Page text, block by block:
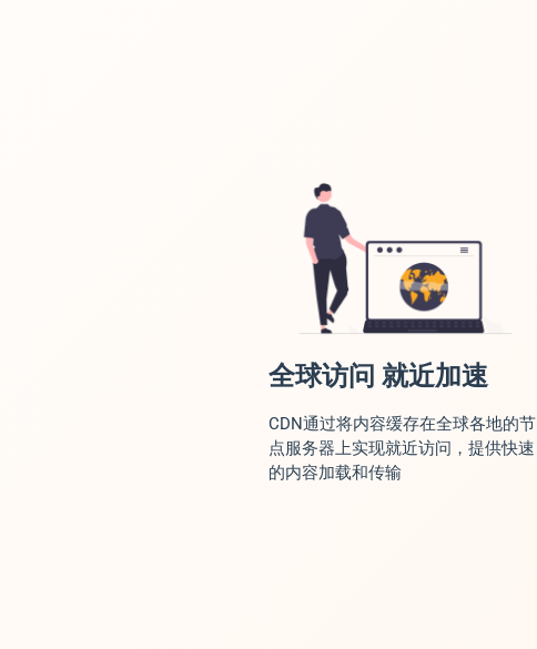
全球访问 就近加速
CDN通过将内容缓存在全球各地的节
点服务器上实现就近访问，提供快速
的内容加载和传输